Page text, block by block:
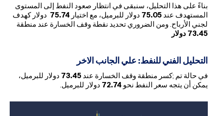
بناءً على هذا التحليل، سنبقى في انتظار صعود النفط إلى المستوى
المستهدف عند75.05 دولار للبرميل، مع اختيار75.74 دولار كهدف
لجني الأرباح. ومن الضروري تحديد نقطة وقف الخسارة عند منطقة
73.45 دولار
التحليل الفني للنفط: علي الجانب الاخر
في حالة تم ;كسر منطقة وقف الخسارة عند73.45 دولار للبرميل،
يمكن أن يتجه سعر النفط نحو72.74 دولار للبرميل.